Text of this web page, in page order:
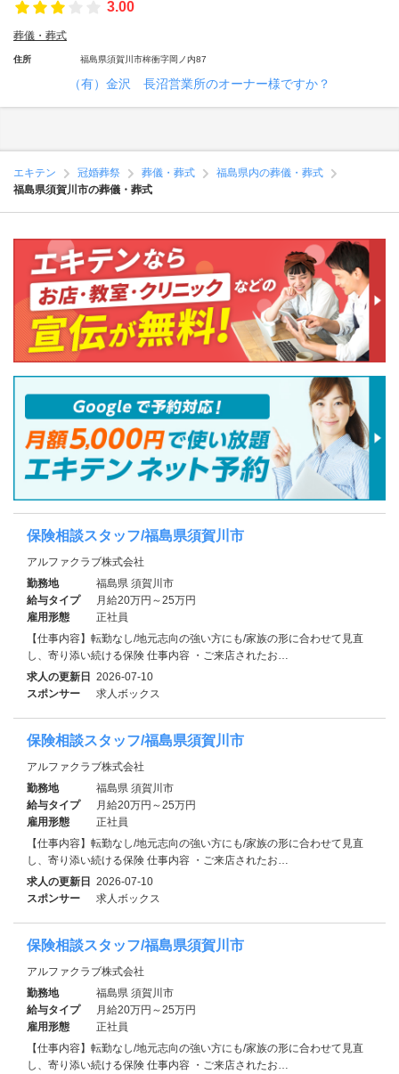
3.00
葬儀・葬式
住所 福島県須賀川市桙衝字岡ノ内87
（有）金沢 長沼営業所のオーナー様ですか？
エキテン 冠婚葬祭 葬儀・葬式
福島県内の葬儀・葬式
福島県須賀川市の葬儀・葬式
保険相談スタッフ/福島県須賀川市
アルファクラブ株式会社
勤務地
福島県 須賀川市
給与タイプ
月給20万円～25万円
雇用形態
正社員
【仕事内容】転勤なし/地元志向の強い方にも/家族の形に合わせて見直
し、寄り添い続ける保険 仕事内容 ・ご来店されたお…
求人の更新日 2026-07-10
スポンサー
求人ボックス
保険相談スタッフ/福島県須賀川市
アルファクラブ株式会社
勤務地
福島県 須賀川市
給与タイプ
月給20万円～25万円
雇用形態
正社員
【仕事内容】転勤なし/地元志向の強い方にも/家族の形に合わせて見直
し、寄り添い続ける保険 仕事内容 ・ご来店されたお…
求人の更新日 2026-07-10
スポンサー
求人ボックス
保険相談スタッフ/福島県須賀川市
アルファクラブ株式会社
勤務地
福島県 須賀川市
給与タイプ
月給20万円～25万円
雇用形態
正社員
【仕事内容】転勤なし/地元志向の強い方にも/家族の形に合わせて見直
し、寄り添い続ける保険 仕事内容 ・ご来店されたお…